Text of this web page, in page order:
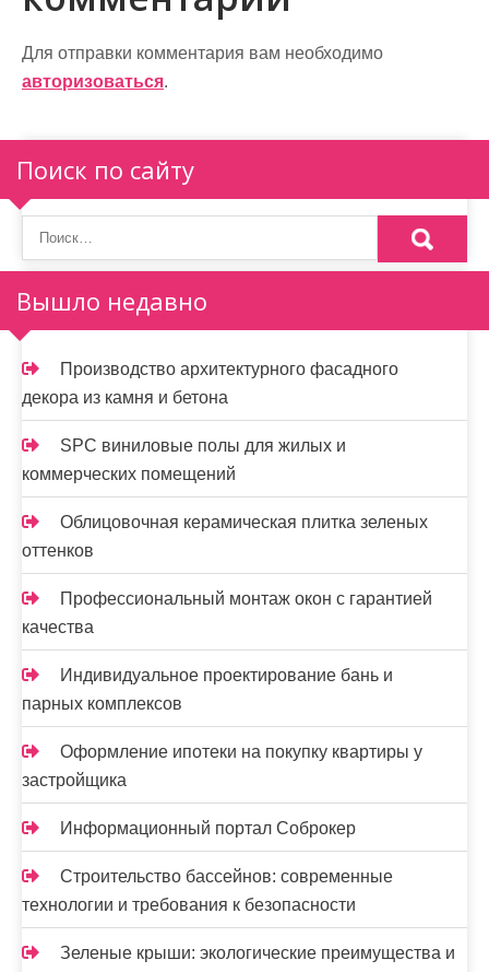
Для отправки комментария вам необходимо
авторизоваться.
Поиск по сайту
Вышло недавно
Производство архитектурного фасадного
декора из камня и бетона
SPC виниловые полы для жилых и
коммерческих помещений
Облицовочная керамическая плитка зеленых
оттенков
Профессиональный монтаж окон с гарантией
качества
Индивидуальное проектирование бань и
парных комплексов
Оформление ипотеки на покупку квартиры у
застройщика
Информационный портал Соброкер
Строительство бассейнов: современные
технологии и требования к безопасности
Зеленые крыши: экологические преимущества и